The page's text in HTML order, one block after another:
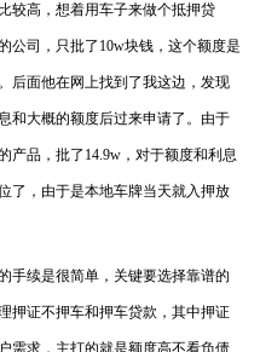
较高，想着用车子来做个抵押贷
公司，只批了10w块钱，这个额度是
后面他在网上找到了我这边，发现
和大概的额度后过来申请了。由于
产品，批了14.9w，对于额度和利息
了，由于是本地车牌当天就入押放
续是很简单，关键要选择靠谱的
押证不押车和押车贷款，其中押证